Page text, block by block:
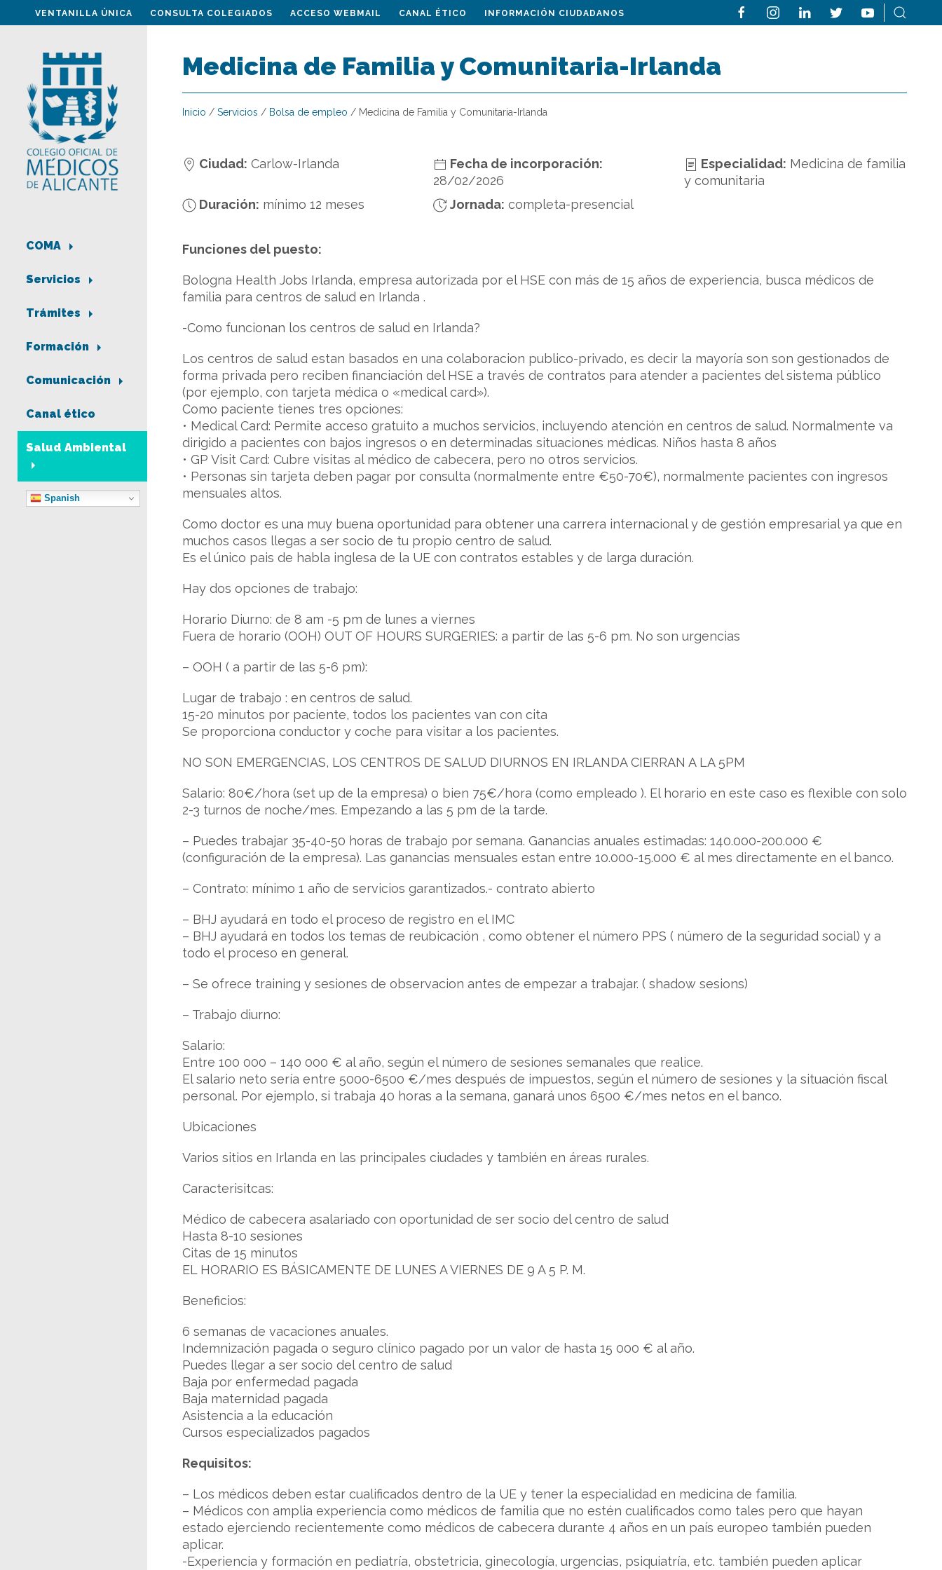
VENTANILLA ÚNICA CONSULTA COLEGIADOS ACCESO WEBMAIL CANAL ÉTICO INFORMACIÓN CIUDADANOS
COMA
Servicios
Trámites
Formación
Comunicación
Canal ético
Salud Ambiental
Spanish
Medicina de Familia y Comunitaria-Irlanda
Inicio / Servicios / Bolsa de empleo / Medicina de Familia y Comunitaria-Irlanda
Ciudad: Carlow-Irlanda
Fecha de incorporación:
28/02/2026
Especialidad: Medicina de familia
y comunitaria
Duración: mínimo 12 meses Jornada: completa-presencial
Funciones del puesto:
Bologna Health Jobs Irlanda, empresa autorizada por el HSE con más de 15 años de experiencia, busca médicos de
familia para centros de salud en Irlanda .
-Como funcionan los centros de salud en Irlanda?
Los centros de salud estan basados en una colaboracion publico-privado, es decir la mayoría son son gestionados de
forma privada pero reciben financiación del HSE a través de contratos para atender a pacientes del sistema público
(por ejemplo, con tarjeta médica o «medical card»).
Como paciente tienes tres opciones:
• Medical Card: Permite acceso gratuito a muchos servicios, incluyendo atención en centros de salud. Normalmente va
dirigido a pacientes con bajos ingresos o en determinadas situaciones médicas. Niños hasta 8 años
• GP Visit Card: Cubre visitas al médico de cabecera, pero no otros servicios.
• Personas sin tarjeta deben pagar por consulta (normalmente entre €50-70€), normalmente pacientes con ingresos
mensuales altos.
Como doctor es una muy buena oportunidad para obtener una carrera internacional y de gestión empresarial ya que en
muchos casos llegas a ser socio de tu propio centro de salud.
Es el único pais de habla inglesa de la UE con contratos estables y de larga duración.
Hay dos opciones de trabajo:
Horario Diurno: de 8 am -5 pm de lunes a viernes
Fuera de horario (OOH) OUT OF HOURS SURGERIES: a partir de las 5-6 pm. No son urgencias
– OOH ( a partir de las 5-6 pm):
Lugar de trabajo : en centros de salud.
15-20 minutos por paciente, todos los pacientes van con cita
Se proporciona conductor y coche para visitar a los pacientes.
NO SON EMERGENCIAS, LOS CENTROS DE SALUD DIURNOS EN IRLANDA CIERRAN A LA 5PM
Salario: 80€/hora (set up de la empresa) o bien 75€/hora (como empleado ). El horario en este caso es flexible con solo
2-3 turnos de noche/mes. Empezando a las 5 pm de la tarde.
– Puedes trabajar 35-40-50 horas de trabajo por semana. Ganancias anuales estimadas: 140.000-200.000 €
(configuración de la empresa). Las ganancias mensuales estan entre 10.000-15.000 € al mes directamente en el banco.
– Contrato: mínimo 1 año de servicios garantizados.- contrato abierto
– BHJ ayudará en todo el proceso de registro en el IMC
– BHJ ayudará en todos los temas de reubicación , como obtener el número PPS ( número de la seguridad social) y a
todo el proceso en general.
– Se ofrece training y sesiones de observacion antes de empezar a trabajar. ( shadow sesions)
– Trabajo diurno:
Salario:
Entre 100 000 – 140 000 € al año, según el número de sesiones semanales que realice.
El salario neto sería entre 5000-6500 €/mes después de impuestos, según el número de sesiones y la situación fiscal
personal. Por ejemplo, si trabaja 40 horas a la semana, ganará unos 6500 €/mes netos en el banco.
Ubicaciones
Varios sitios en Irlanda en las principales ciudades y también en áreas rurales.
Caracterisitcas:
Médico de cabecera asalariado con oportunidad de ser socio del centro de salud
Hasta 8-10 sesiones
Citas de 15 minutos
EL HORARIO ES BÁSICAMENTE DE LUNES A VIERNES DE 9 A 5 P. M.
Beneficios:
6 semanas de vacaciones anuales.
Indemnización pagada o seguro clínico pagado por un valor de hasta 15 000 € al año.
Puedes llegar a ser socio del centro de salud
Baja por enfermedad pagada
Baja maternidad pagada
Asistencia a la educación
Cursos especializados pagados
Requisitos:
– Los médicos deben estar cualificados dentro de la UE y tener la especialidad en medicina de familia.
– Médicos con amplia experiencia como médicos de familia que no estén cualificados como tales pero que hayan
estado ejerciendo recientemente como médicos de cabecera durante 4 años en un país europeo también pueden
aplicar.
-Experiencia y formación en pediatría, obstetricia, ginecología, urgencias, psiquiatría, etc. también pueden aplicar